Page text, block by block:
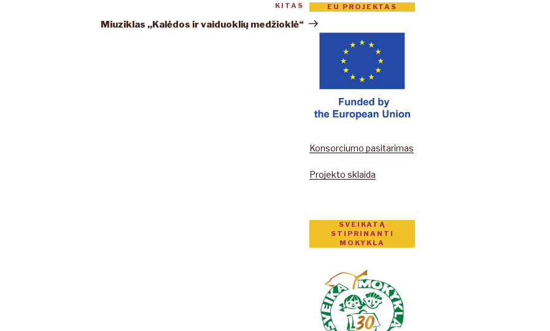
Kitas
įrašas
KITAS
Miuziklas ,,Kalėdos ir vaiduoklių medžioklė“
EU PROJEKTAS
Konsorciumo pasitarimas
Projekto sklaida
SVEIKATĄ
STIPRINANTI
MOKYKLA